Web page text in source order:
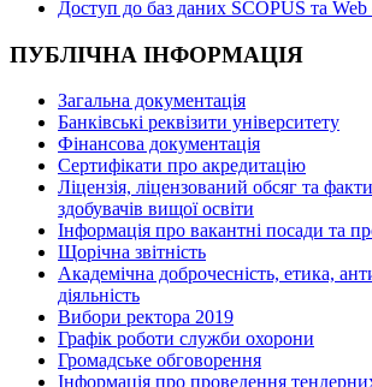
Доступ до баз даних SCOPUS та Web
ПУБЛІЧНА ІНФОРМАЦІЯ
Загальна документація
Банківські реквізити університету
Фінансова документація
Сертифікати про акредитацію
Ліцензія, ліцензований обсяг та
здобувачів вищої освіти
Інформація про вакантні посади та
Щорічна звітність
Академічна доброчесність, етика,
діяльність
Вибори ректора 2019
Графік роботи служби охорони
Громадське обговорення
Інформація про проведення